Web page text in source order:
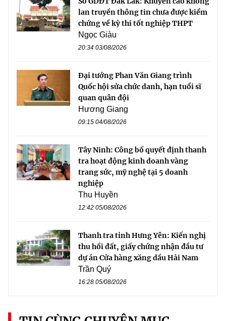
lan truyền thông tin chưa được kiểm
chứng về kỳ thi tốt nghiệp THPT
Ngọc Giàu
20:34 03/08/2026
Đại tướng Phan Văn Giang trình
Quốc hội sửa chức danh, hạn tuổi sĩ
quan quân đội
Hương Giang
09:15 04/08/2026
Tây Ninh: Công bố quyết định thanh
tra hoạt động kinh doanh vàng
trang sức, mỹ nghệ tại 5 doanh
nghiệp
Thu Huyền
12:42 05/08/2026
Thanh tra tỉnh Hưng Yên: Kiến nghị
thu hồi đất, giấy chứng nhận đầu tư
dự án Cửa hàng xăng dầu Hải Nam
Trần Quý
16:28 05/08/2026